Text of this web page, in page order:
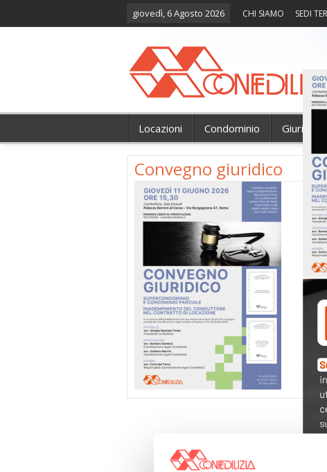
giovedì, 6 Agosto 2026 CHI SIAMO SEDI
Locazioni Condominio
Convegno giuridico